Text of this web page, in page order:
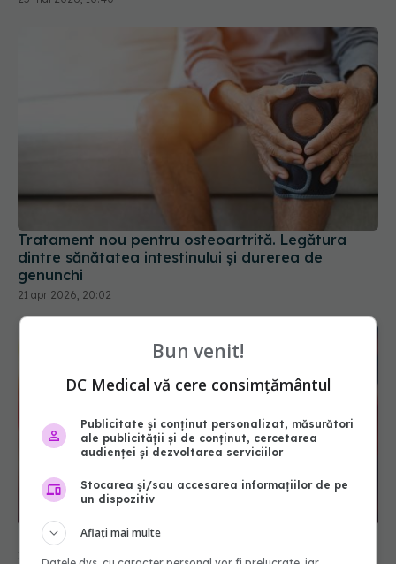
Tratament nou pentru osteoartrită. Legătura
dintre sănătatea intestinului și durerea de
genunchi
21 apr 2026, 20:02
Pastila care reduce colesterolul "rău" cu 60%
18 mar 2026, 13:58
Bun venit!
DC Medical vă cere consimțământul
Publicitate și conținut personalizat, măsurători
ale publicității și de conținut, cercetarea
audienței și dezvoltarea serviciilor
Stocarea și/sau accesarea informațiilor de pe
un dispozitiv
Aflați mai multe